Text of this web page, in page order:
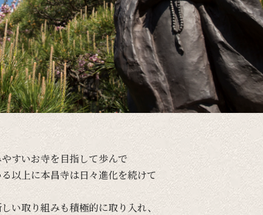
すいお寺を目指して歩んで
以上に本昌寺は日々進化を続けて
い取り組みも積極的に取り入れ、